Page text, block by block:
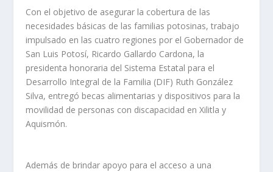
Con el objetivo de asegurar la cobertura de las
necesidades básicas de las familias potosinas, trabajo
impulsado en las cuatro regiones por el Gobernador de
San Luis Potosí, Ricardo Gallardo Cardona, la
presidenta honoraria del Sistema Estatal para el
Desarrollo Integral de la Familia (DIF) Ruth González
Silva, entregó becas alimentarias y dispositivos para la
movilidad de personas con discapacidad en Xilitla y
Aquismón.
Además de brindar apoyo para el acceso a una